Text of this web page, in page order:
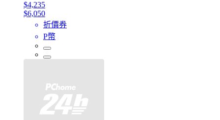
$4,235
$6,050
折價券
P幣